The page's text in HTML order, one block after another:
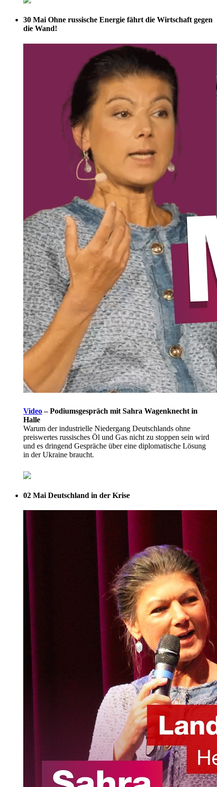
30 MaiOhne russische Energie fährt die Wirtschaft gegen
die Wand!
Video– Podiumsgespräch mit Sahra Wagenknecht in
Halle
Warum der industrielle Niedergang Deutschlands ohne
preiswertes russisches Öl und Gas nicht zu stoppen sein wird
und es dringend Gespräche über eine diplomatische Lösung
in der Ukraine braucht.
02 Mai Deutschland in der Krise